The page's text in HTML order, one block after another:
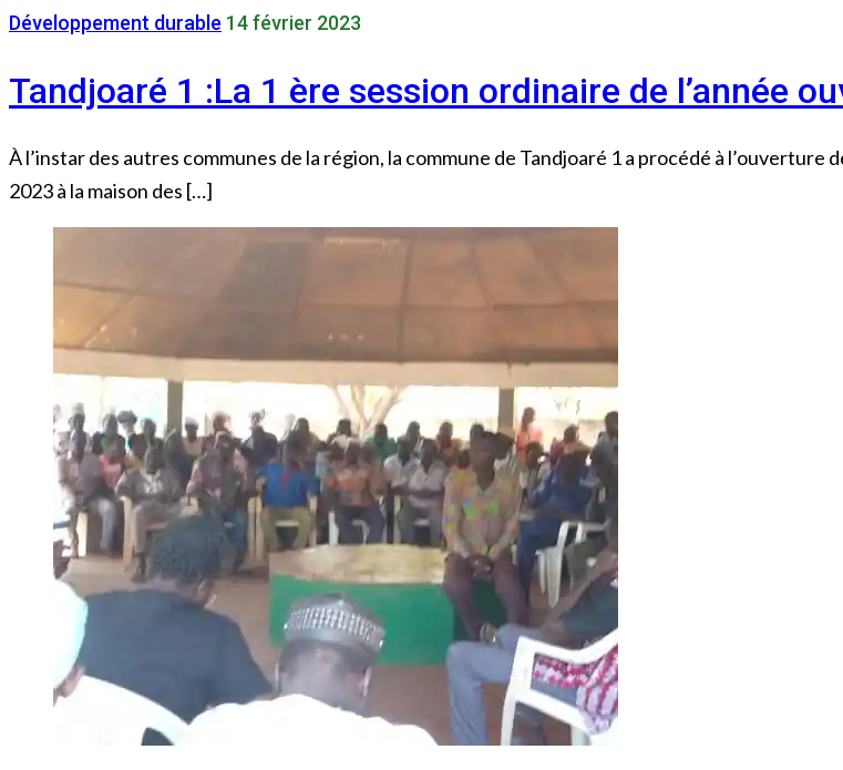
Développement durable 14 février 2023
Tandjoaré 1 :La 1 ère session ordinaire de l’année
À l’instar des autres communes de la région, la commune de Tandjoaré 1 a procédé à l’ouverture
2023 à la maison des […]